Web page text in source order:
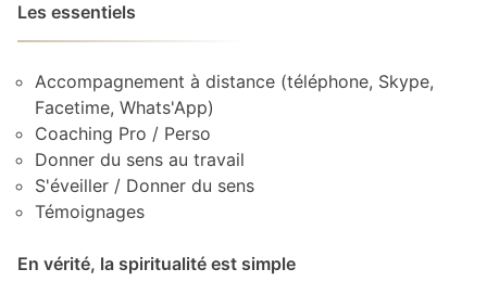
Les essentiels
Accompagnement à distance (téléphone, Skype,
Facetime, Whats'App)
Coaching Pro / Perso
Donner du sens au travail
S'éveiller / Donner du sens
Témoignages
En vérité, la spiritualité est simple